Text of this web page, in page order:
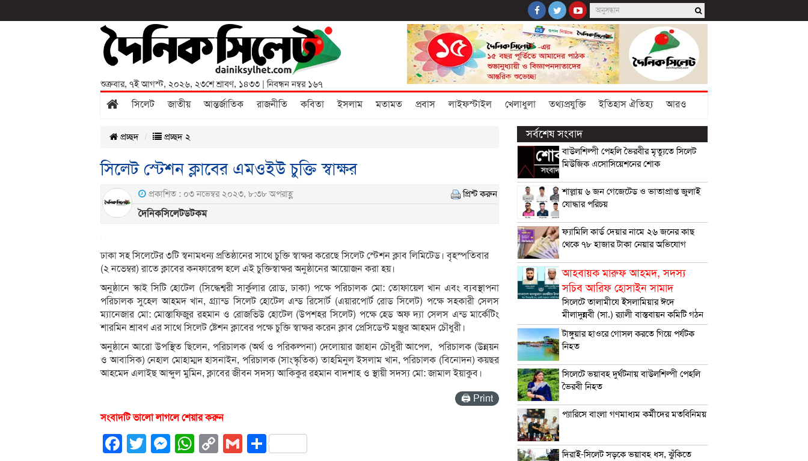
শুক্রবার, ৭ই আগস্ট, ২০২৬, ২৩শে শ্রাবণ, ১৪৩৩ | নিবন্ধন নম্বর ১৬৭
সিলেট জাতীয় আন্তর্জাতিক রাজনীতি কবিতা ইসলাম মতামত প্রবাস লাইফস্টাইল খেলাধুলা তথ্যপ্রযুক্তি ইতিহাস ঐতিহ্য আরও
প্রচ্ছদ প্রচ্ছদ ২
সিলেট স্টেশন ক্লাবের এমওইউ চুক্তি স্বাক্ষর
প্রকাশিত : ০৩ নভেম্বর ২০২৩, ৮:৩৮ অপরাহ্ণ প্রিন্ট করুন
দৈনিকসিলেটডটকম
ঢাকা সহ সিলেটের ৩টি স্বনামধন্য প্রতিষ্ঠানের সাথে চুক্তি স্বাক্ষর করেছে সিলেট স্টেশন ক্লাব লিমিটেড। বৃহস্পতিবার
(২ নভেম্বর) রাতে ক্লাবের কনফারেন্স হলে এই চুক্তিস্বাক্ষর অনুষ্ঠানের আয়োজন করা হয়।
অনুষ্ঠানে স্কাই সিটি হোটেল (সিদ্ধেশ্বরী সার্কুলার রোড, ঢাকা) পক্ষে পরিচালক মো: তোফায়েল খান এবং ব্যবস্থাপনা
পরিচালক সুহেল আহমদ খান, গ্র্যান্ড সিলেট হোটেল এন্ড রিসোর্ট (এয়ারপোর্ট রোড সিলেট) পক্ষে সহকারী সেলস
ম্যানেজার মো: মোস্তাফিজুর রহমান ও রোজভিউ হোটেল (উপশহর সিলেট) পক্ষে হেড অফ দ্যা সেলস এন্ড মার্কেটিং
শারমিন শ্রাবণ এর সাথে সিলেট ষ্টেশন ক্লাবের পক্ষে চুক্তি স্বাক্ষর করেন ক্লাব প্রেসিডেন্ট মঞ্জুর আহমদ চৌধুরী।
অনুষ্ঠানে আরো উপস্থিত ছিলেন, পরিচালক (অর্থ ও পরিকল্পনা) দেলোয়ার জাহান চৌধুরী আপেল, পরিচালক (উন্নয়ন
ও আবাসিক) নেহাল মোহাম্মদ হাসনাইন, পরিচালক (সাংস্কৃতিক) তাহমিনুল ইসলাম খান, পরিচালক (বিনোদন) কয়ছর
আহমেদ এলাইছ আব্দুল মুমিন, ক্লাবের জীবন সদস্য আকিকুর রহমান বাদশাহ ও স্থায়ী সদস্য মো: জামাল ইয়াকুব।
🖨 Print
সংবাদটি ভালো লাগলে শেয়ার করুন
Facebook
Twitter
Messenger
WhatsApp
CopyGmailShare
সর্বশেষ সংবাদ
বাউলশিল্পী পেহলি ভৈরবীর মৃত্যুতে সিলেট
মিউজিক এসোসিয়েশনের শোক
শাল্লায় ৬ জন গেজেটেড ও ভাতাপ্রাপ্ত জুলাই
যোদ্ধার পরিচয়
ফ্যামিলি কার্ড দেয়ার নামে ২৬ জনের কাছ
থেকে ৭৮ হাজার টাকা নেয়ার অভিযোগ
আহবায়ক মারুফ আহমদ, সদস্য
সচিব আরিফ হোসাইন সামাদ
সিলেটে তালামীযে ইসলামিয়ার ঈদে
মীলাদুন্নবী (সা.) র‌্যালী বাস্তবায়ন কমিটি গঠন
টাঙ্গুয়ার হাওরে গোসল করতে গিয়ে পর্যটক
নিহত
সিলেটে ভয়াবহ দুর্ঘটনায় বাউলশিল্পী পেহলি
ভৈরবী নিহত
প্যারিসে বাংলা গণমাধ্যম কর্মীদের মতবিনিময়
দিরাই-সিলেট সড়কে ভয়াবহ ধস, ঝুঁকিতে